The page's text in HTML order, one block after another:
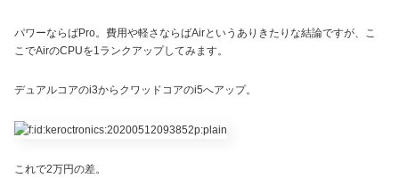
パワーならばPro。費用や軽さならばAirというありきたりな結論ですが、こ
こでAirのCPUを1ランクアップしてみます。
デュアルコアのi3からクワッドコアのi5へアップ。
これで2万円の差。